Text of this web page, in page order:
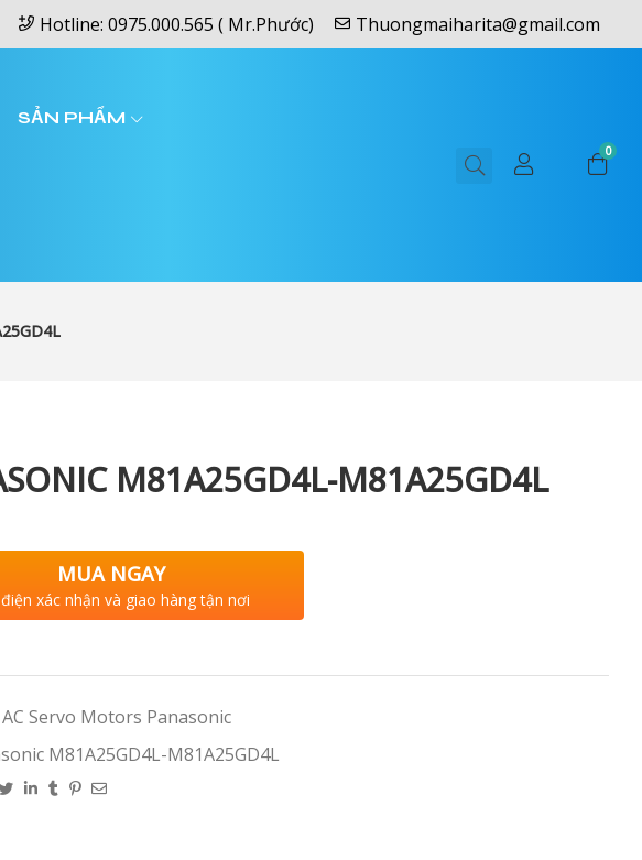
Hotline: 0975.000.565 ( Mr.Phước) Thuongmaiharita@gmail.com
SẢN PHẨM
0
M81A25GD4L-M81A25GD4L
MUA NGAY
xác nhận và giao hàng tận nơi
AC Servo Motors Panasonic
M81A25GD4L-M81A25GD4L